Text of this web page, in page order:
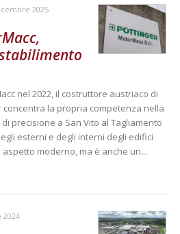
2025
nel 2022, il costruttore austriaco di
concentra la propria competenza nella
precisione a San Vito al Tagliamento
esterni e degli interni degli edifici
moderno, ma è anche un...
2024